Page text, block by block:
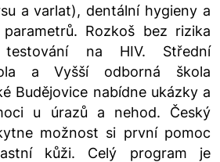
a varlat), dentální hygieny a
Rozkoš bez rizika
na HIV. Střední
a Vyšší odborná škola
Budějovice nabídne ukázky a
u úrazů a nehod. Český
možnost si první pomoc
kůži. Celý program je